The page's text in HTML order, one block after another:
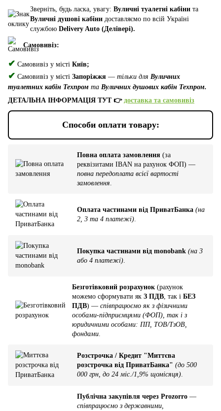
Зверніть, будь ласка, увагу: Вуличні туалетні кабіни та
Вуличні душові кабіни доставляємо по всій Україні
службою Delivery Auto (Делівері).
Самовивіз:
✔ Самовивіз у місті Київ;
✔ Самовивіз у місті Запоріжжя — тільки для Вуличних
туалетних кабін Техпром та Вуличних душових кабін Техпром.
ДЕТАЛЬНА ІНФОРМАЦІЯ ТУТ 👉 доставка та самовивіз
Способи оплати товару:
Повна оплата замовлення (за
реквізитами IBAN на рахунок ФОП) —
повна передоплата всієї вартості
замовлення
Оплата частинами від ПриватБанка (на
2, 3 та 4 платежі)
Покупка частинами від monobank (на 3
або 4 платежі)
Безготівковий розрахунок (рахунок
можемо сформувати як З ПДВ , так і БЕЗ
ПДВ) — співпрацюємо як з фізичними
особами-підприємцями (ФОП), так і з
юридичними особами: ПП, ТОВ/ТзОВ,
фондами
Розстрочка / Кредит "Миттєва
розстрочка від ПриватБанка" (до 500
000 грн, до 24 міс./1,9% щомісяця).
Публічна закупівля через Prozorro —
співпрацюємо з державними,